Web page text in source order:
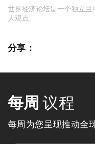
世界经济论坛是一个独立
人观点。
分享：
每周 议程
每周为您呈现推动全